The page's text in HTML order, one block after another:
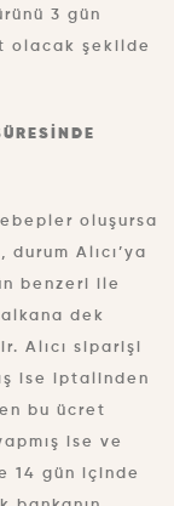
3 gün
olacak şekilde
oluşursa
Alıcı’ya
benzeri ile
dek
Alıcı siparişi
ise iptalinden
bu ücret
ise ve
14 gün içinde